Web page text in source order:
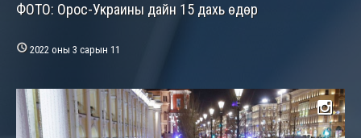
ФОТО: Орос-Украины дайн 15 дахь өдөр
 2022 оны 3 сарын 11